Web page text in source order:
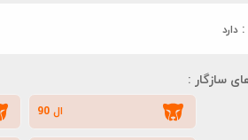
: دارد
سازگار :
ال 90